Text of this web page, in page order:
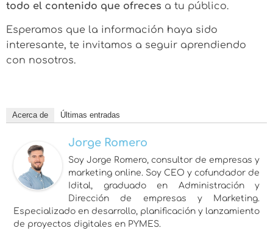
todo el contenido que ofreces a tu público.
Esperamos que la información haya sido
interesante, te invitamos a seguir aprendiendo
con nosotros.
Acerca de Últimas entradas
Jorge Romero
Soy Jorge Romero, consultor de empresas y
marketing online. Soy CEO y cofundador de
Idital, graduado en Administración y
Dirección de empresas y Marketing.
Especializado en desarrollo, planificación y lanzamiento
de proyectos digitales en PYMES.